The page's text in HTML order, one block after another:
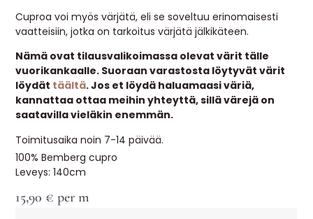
Cuproa voi myös värjätä, eli se soveltuu erinomaisesti
vaatteisiin, jotka on tarkoitus värjätä jälkikäteen.
Nämä ovat tilausvalikoimassa olevat värit tälle
vuorikankaalle. Suoraan varastosta löytyvät värit
löydät täältä. Jos et löydä haluamaasi väriä,
kannattaa ottaa meihin yhteyttä, sillä värejä on
saatavilla vieläkin enemmän.
Toimitusaika noin 7-14 päivää.
100% Bemberg cupro
Leveys: 140cm
15,90 € per m